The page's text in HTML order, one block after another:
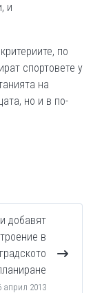
и
по
спортовете у
на
но и в по-
добавят
в
април 2013